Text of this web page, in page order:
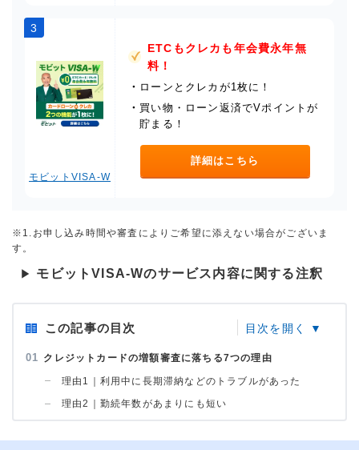
3
モビットVISA-W
ETCもクレカも年会費永年無
料！
・ ローンとクレカが1枚に！
・ 買い物・ローン返済でVポイントが
貯まる！
詳細はこちら
※1.お申し込み時間や審査によりご希望に添えない場合がございま
す。
▶ モビットVISA-Wのサービス内容に関する注釈
この記事の目次
クレジットカードの増額審査に落ちる7つの理由
理由1｜利用中に長期滞納などのトラブルがあった
理由2｜勤続年数があまりにも短い